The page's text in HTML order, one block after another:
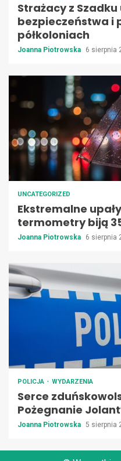
Strażacy z
bezpieczeństwa i
półkoloniach
Joanna Piotrowska 6 sierpnia
UNCATEGORIZED
Ekstremalne
termometry biją
Joanna Piotrowska 6 sierpnia
POLICJA WYDARZENIA
Serce
Pożegnanie
Joanna Piotrowska 5 sierpnia